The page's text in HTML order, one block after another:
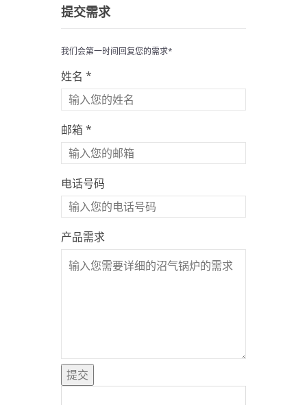
提交需求
我们会第一时间回复您的需求*
姓名 *
邮箱 *
电话号码
产品需求
提交